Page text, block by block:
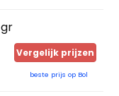
Vergelijk prijzen
beste prijs op Bol